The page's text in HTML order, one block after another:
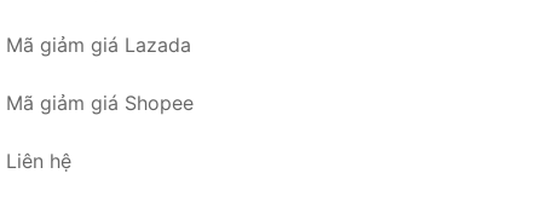
Mã giảm giá Lazada
Mã giảm giá Shopee
Liên hệ